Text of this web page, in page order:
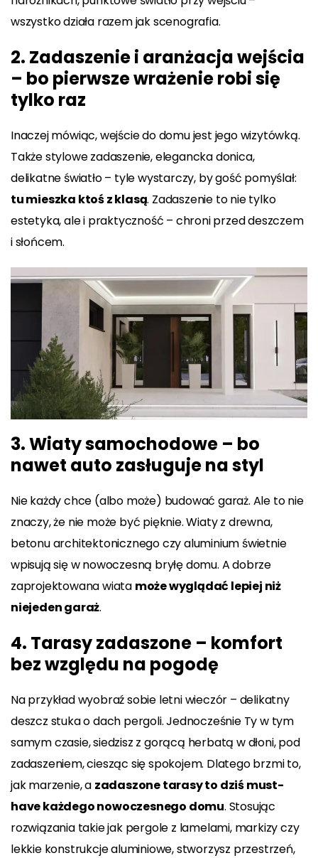
wszystko działa razem jak scenografia.
2. Zadaszenie i aranżacja wejścia
– bo pierwsze wrażenie robi się
tylko raz
Inaczej mówiąc, wejście do domu jest jego wizytówką.
Także stylowe zadaszenie, elegancka donica,
delikatne światło – tyle wystarczy, by gość pomyślał:
tu mieszka ktoś z klasą. Zadaszenie to nie tylko
estetyka, ale i praktyczność – chroni przed deszczem
i słońcem.
3. Wiaty samochodowe – bo
nawet auto zasługuje na styl
Nie każdy chce (albo może) budować garaż. Ale to nie
znaczy, że nie może być pięknie. Wiaty z drewna,
betonu architektonicznego czy aluminium świetnie
wpisują się w nowoczesną bryłę domu. A dobrze
zaprojektowana wiata może wyglądać lepiej niż
niejeden garaż.
4. Tarasy zadaszone – komfort
bez względu na pogodę
Na przykład wyobraź sobie letni wieczór – delikatny
deszcz stuka o dach pergoli. Jednocześnie Ty w tym
samym czasie, siedzisz z gorącą herbatą w dłoni, pod
zadaszeniem, ciesząc się spokojem. Dlatego brzmi to,
jak marzenie, a zadaszone tarasy to dziś must-
have każdego nowoczesnego domu. Stosując
rozwiązania takie jak pergole z lamelami, markizy czy
lekkie konstrukcje aluminiowe, stworzysz przestrzeń,